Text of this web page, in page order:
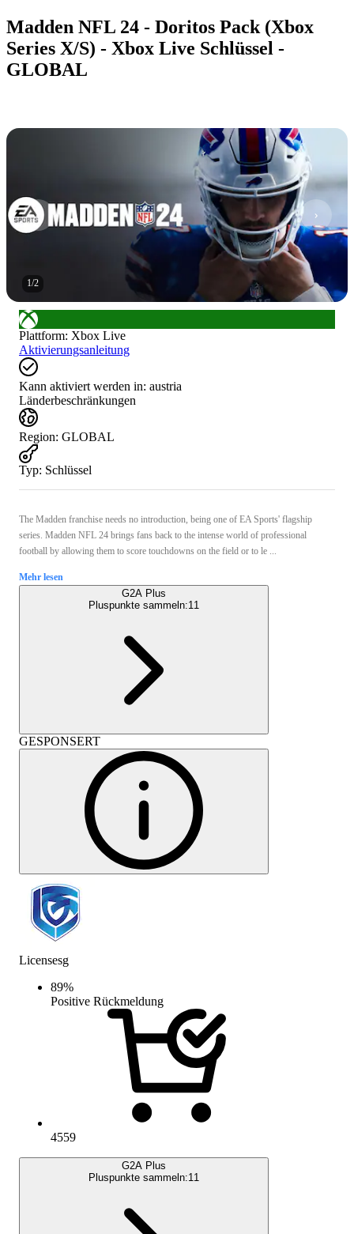
Madden NFL 24 - Doritos Pack (Xbox
Series X/S) - Xbox Live Schlüssel -
GLOBAL
1/2
Plattform: Xbox Live
Aktivierungsanleitung
Kann aktiviert werden in: austria
Länderbeschränkungen
Region: GLOBAL
Typ: Schlüssel
The Madden franchise needs no introduction, being one of EA Sports' flagship
series. Madden NFL 24 brings fans back to the intense world of professional
football by allowing them to score touchdowns on the field or to le ...
Mehr lesen
G2A Plus
Pluspunkte sammeln:11
GESPONSERT
Licensesg
89%
Positive Rückmeldung
4559
G2A Plus
Pluspunkte sammeln:11